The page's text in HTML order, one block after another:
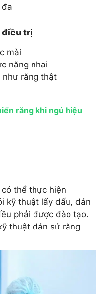
đa
điều trị
mài
năng nhai
như răng thật
răng khi ngủ hiệu
thể thực hiện
kỹ thuật lấy dấu, dán
phải được đào tạo.
thuật dán sứ răng